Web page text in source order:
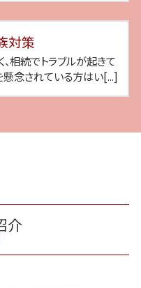
対策
相続でトラブルが起きて
懸念されている方はい[...]
介